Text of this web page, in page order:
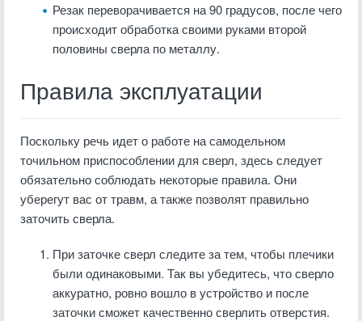
Резак переворачивается на 90 градусов, после чего
происходит обработка своими руками второй
половины сверла по металлу.
Правила эксплуатации
Поскольку речь идет о работе на самодельном
точильном приспособлении для сверл, здесь следует
обязательно соблюдать некоторые правила. Они
уберегут вас от травм, а также позволят правильно
заточить сверла.
При заточке сверл следите за тем, чтобы плечики
были одинаковыми. Так вы убедитесь, что сверло
аккуратно, ровно вошло в устройство и после
заточки сможет качественно сверлить отверстия.